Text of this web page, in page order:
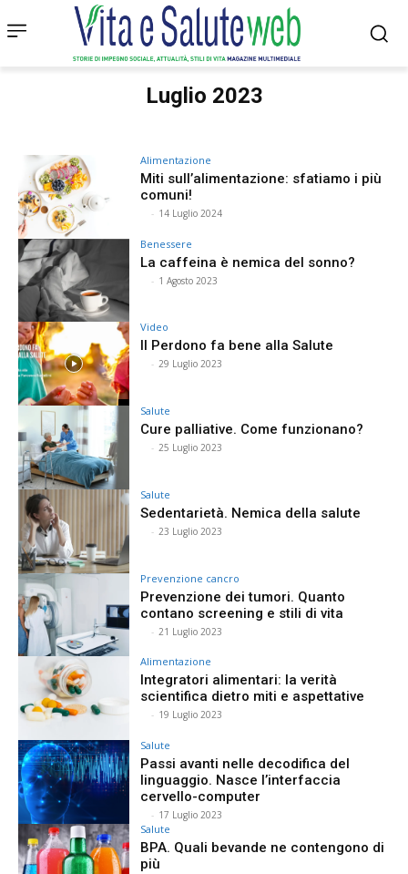
Luglio 2023
Alimentazione
Miti sull’alimentazione: sfatiamo i più
comuni!
- 14 Luglio 2024
Benessere
La caffeina è nemica del sonno?
- 1 Agosto 2023
Video
Il Perdono fa bene alla Salute
- 29 Luglio 2023
Salute
Cure palliative. Come funzionano?
- 25 Luglio 2023
Salute
Sedentarietà. Nemica della salute
- 23 Luglio 2023
Prevenzione cancro
Prevenzione dei tumori. Quanto
contano screening e stili di vita
- 21 Luglio 2023
Alimentazione
Integratori alimentari: la verità
scientifica dietro miti e aspettative
- 19 Luglio 2023
Salute
Passi avanti nelle decodifica del
linguaggio. Nasce l’interfaccia
cervello-computer
- 17 Luglio 2023
Salute
BPA. Quali bevande ne contengono di
più